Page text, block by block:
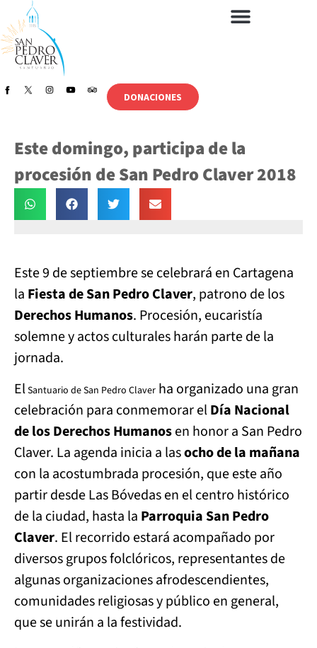
DONACIONES
Este domingo, participa de la
procesión de San Pedro Claver 2018
Este 9 de septiembre se celebrará en Cartagena
la Fiesta de San Pedro Claver, patrono de los
Derechos Humanos. Procesión, eucaristía
solemne y actos culturales harán parte de la
jornada.
ElSantuario de San Pedro Claver ha organizado una gran
celebración para conmemorar elDía Nacional
de los Derechos Humanosen honor a San Pedro
Claver. La agenda inicia a lasocho de la mañana
con la acostumbrada procesión, que este año
partir desde Las Bóvedas en el centro histórico
de la ciudad, hasta la Parroquia San Pedro
Claver. El recorrido estará acompañado por
diversos grupos folclóricos, representantes de
algunas organizaciones afrodescendientes,
comunidades religiosas y público en general,
que se unirán a la festividad.